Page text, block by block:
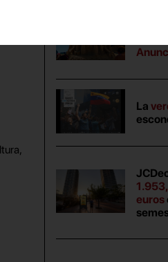
Las
La
euros